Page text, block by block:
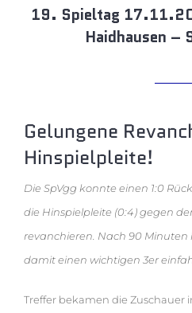
19. Spieltag
Haidhausen –
Gelungene
Hinspielpleite!
Die SpVgg konnte einen 1:0
die Hinspielpleite (0:4) gegen
revanchieren. Nach 90 Minuten
damit einen wichtigen 3er
Treffer bekamen die Zuschauer